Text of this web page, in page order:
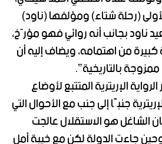
(رحلة شتاء) ومؤلفها (ناود)
بجانب أنه روائي فهو مؤرّخ،
من اهتمامه، ويضاف إليه أن
بالتاريخية”.
الإريترية المتتبع لأوضاع
جنبًا إلى جنب مع الأحوال التي
الشاغل هو الاستقلال عالجت